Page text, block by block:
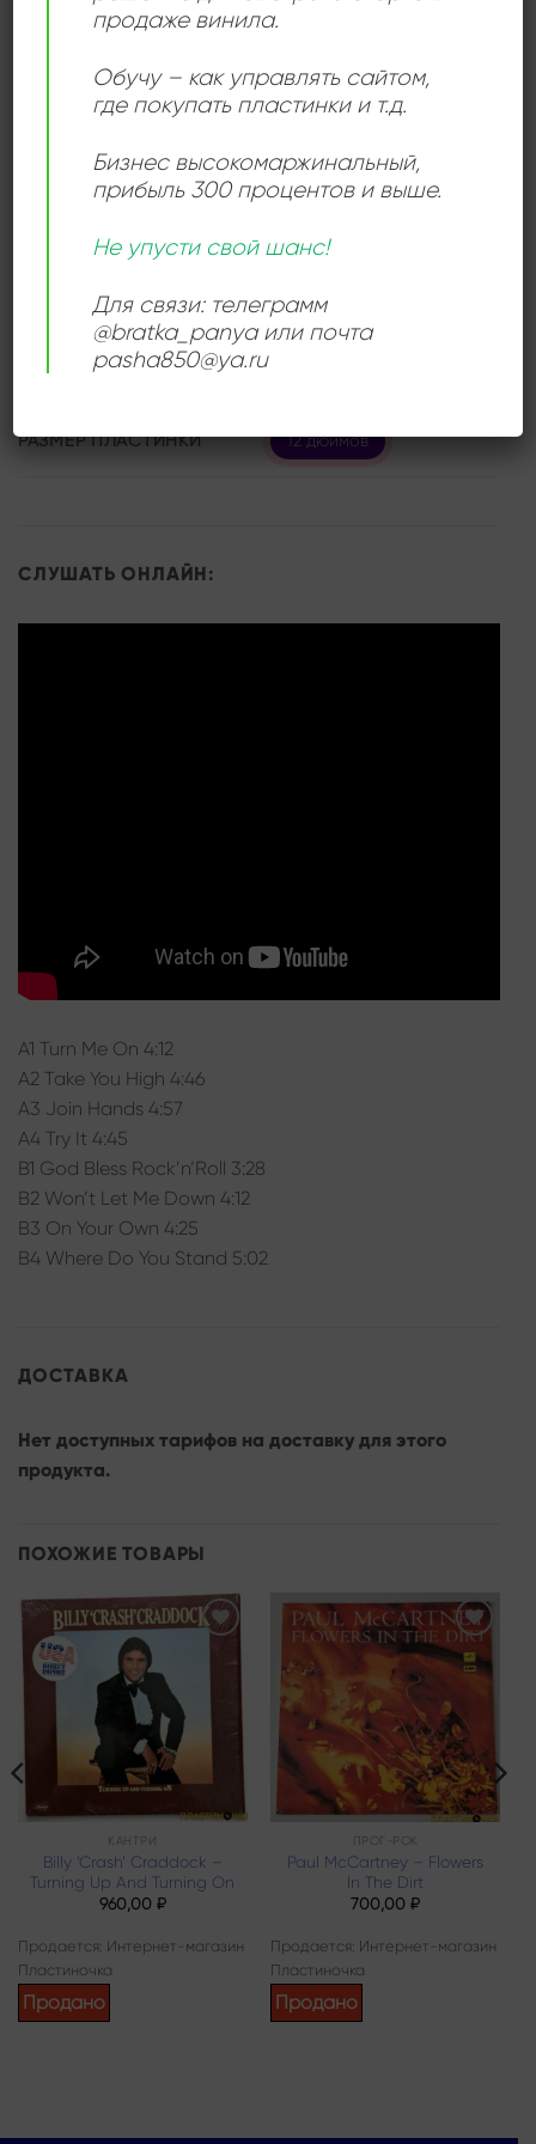
мелодичную музыку эпохи 80-х и начала 90-х годов.
ИСПОЛНИТЕЛЬ Charizma
СОСТОЯНИЕ
РАЗМЕР ПЛАСТИНКИ 12 дюймов
СЛУШАТЬ ОНЛАЙН:
A1 Turn Me On 4:12
A2 Take You High 4:46
A3 Join Hands 4:57
A4 Try It 4:45
B1 God Bless Rock’n’Roll 3:28
B2 Won’t Let Me Down 4:12
B3 On Your Own 4:25
B4 Where Do You Stand 5:02
ДОСТАВКА
Нет доступных тарифов на доставку для этого
продукта.
ПОХОЖИЕ ТОВАРЫ
wishlist
КАНТРИ
Billy ‘Crash’ Craddock –
Turning Up And Turning On
960,00 ₽
Продается: Интернет-магазин
Пластиночка
Продано
Add to
wishlist
ПРОГ-РОК
Paul McCartney – Flowers
In The Dirt
700,00₽
Продается: Интернет-магазин
Пластиночка
Продано
продаже винила.
Обучу – как управлять сайтом,
где покупать пластинки и т.д.
Бизнес высокомаржинальный,
прибыль 300 процентов и выше.
Не упусти свой шанс!
Для связи: телеграмм
@bratka_panya или почта
pasha850@ya.ru